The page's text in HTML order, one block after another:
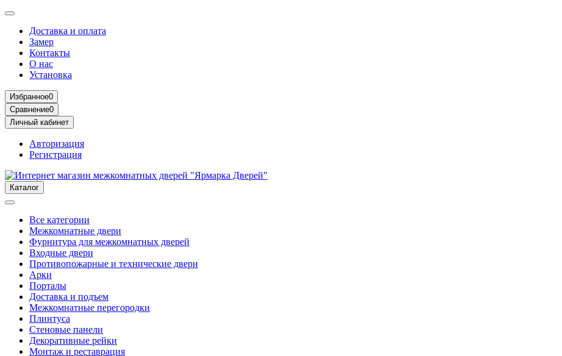
Доставка и оплата
Замер
Контакты
О нас
Установка
Избранное0
Сравнение0
Личный кабинет
Авторизация
Регистрация
Каталог
Все категории
Межкомнатные двери
Фурнитура для межкомнатных дверей
Входные двери
Противопожарные и технические двери
Арки
Порталы
Доставка и подъем
Межкомнатные перегородки
Плинтуса
Стеновые панели
Декоративные рейки
Монтаж и реставрация